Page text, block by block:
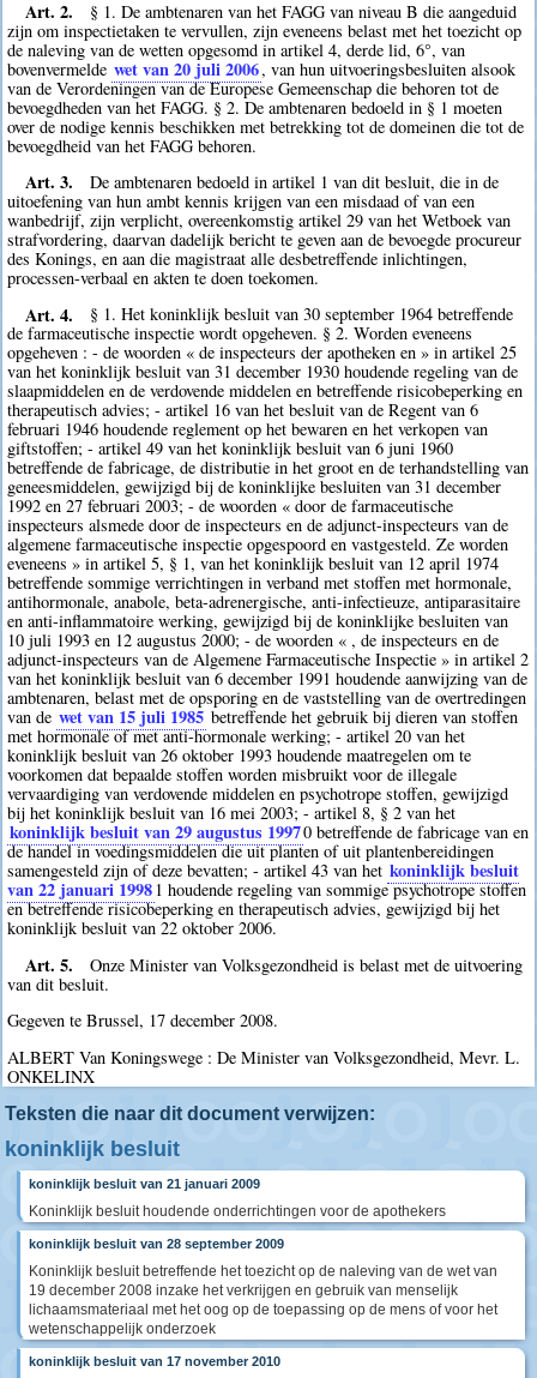
Art. 2.
§ 1. De ambtenaren van het FAGG van niveau B die aangeduid
zijn om inspectietaken te vervullen, zijn eveneens belast met het toezicht op
de naleving van de wetten opgesomd in artikel 4, derde lid, 6°, van
bovenvermelde wet van 20 juli 2006, van hun uitvoeringsbesluiten alsook
van de Verordeningen van de Europese Gemeenschap die behoren tot de
bevoegdheden van het FAGG. § 2. De ambtenaren bedoeld in § 1 moeten
over de nodige kennis beschikken met betrekking tot de domeinen die tot de
bevoegdheid van het FAGG behoren.
Art. 3.
De ambtenaren bedoeld in artikel 1 van dit besluit, die in de
uitoefening van hun ambt kennis krijgen van een misdaad of van een
wanbedrijf, zijn verplicht, overeenkomstig artikel 29 van het Wetboek van
strafvordering, daarvan dadelijk bericht te geven aan de bevoegde procureur
des Konings, en aan die magistraat alle desbetreffende inlichtingen,
processen-verbaal en akten te doen toekomen.
Art. 4.
§ 1. Het koninklijk besluit van 30 september 1964 betreffende
de farmaceutische inspectie wordt opgeheven. § 2. Worden eveneens
opgeheven : - de woorden « de inspecteurs der apotheken en » in artikel 25
van het koninklijk besluit van 31 december 1930 houdende regeling van de
slaapmiddelen en de verdovende middelen en betreffende risicobeperking en
therapeutisch advies; - artikel 16 van het besluit van de Regent van 6
februari 1946 houdende reglement op het bewaren en het verkopen van
giftstoffen; - artikel 49 van het koninklijk besluit van 6 juni 1960
betreffende de fabricage, de distributie in het groot en de terhandstelling van
geneesmiddelen, gewijzigd bij de koninklijke besluiten van 31 december
1992 en 27 februari 2003; - de woorden « door de farmaceutische
inspecteurs alsmede door de inspecteurs en de adjunct-inspecteurs van de
algemene farmaceutische inspectie opgespoord en vastgesteld. Ze worden
eveneens » in artikel 5, § 1, van het koninklijk besluit van 12 april 1974
betreffende sommige verrichtingen in verband met stoffen met hormonale,
antihormonale, anabole, beta-adrenergische, anti-infectieuze, antiparasitaire
en anti-inflammatoire werking, gewijzigd bij de koninklijke besluiten van
10 juli 1993 en 12 augustus 2000; - de woorden « , de inspecteurs en de
adjunct-inspecteurs van de Algemene Farmaceutische Inspectie » in artikel 2
van het koninklijk besluit van 6 december 1991 houdende aanwijzing van de
ambtenaren, belast met de opsporing en de vaststelling van de overtredingen
van de wet van 15 juli 1985 betreffende het gebruik bij dieren van stoffen
met hormonale of met anti-hormonale werking; - artikel 20 van het
koninklijk besluit van 26 oktober 1993 houdende maatregelen om te
voorkomen dat bepaalde stoffen worden misbruikt voor de illegale
vervaardiging van verdovende middelen en psychotrope stoffen, gewijzigd
bij het koninklijk besluit van 16 mei 2003; - artikel 8, § 2 van het
koninklijk besluit van 29 augustus 19970 betreffende de fabricage van en
de handel in voedingsmiddelen die uit planten of uit plantenbereidingen
samengesteld zijn of deze bevatten; - artikel 43 van het koninklijk besluit
van 22 januari 1998 1 houdende regeling van sommige psychotrope stoffen
en betreffende risicobeperking en therapeutisch advies, gewijzigd bij het
koninklijk besluit van 22 oktober 2006.
Art. 5.
Onze Minister van Volksgezondheid is belast met de uitvoering
van dit besluit.
Gegeven te Brussel, 17 december 2008.
ALBERT Van Koningswege : De Minister van Volksgezondheid, Mevr. L.
ONKELINX
Teksten die naar dit document verwijzen:
koninklijk besluit
koninklijk besluit van 21 januari 2009
Koninklijk besluit houdende onderrichtingen voor de apothekers
koninklijk besluit van 28 september 2009
Koninklijk besluit betreffende het toezicht op de naleving van de wet van
19 december 2008 inzake het verkrijgen en gebruik van menselijk
lichaamsmateriaal met het oog op de toepassing op de mens of voor het
wetenschappelijk onderzoek
koninklijk besluit van 17 november 2010